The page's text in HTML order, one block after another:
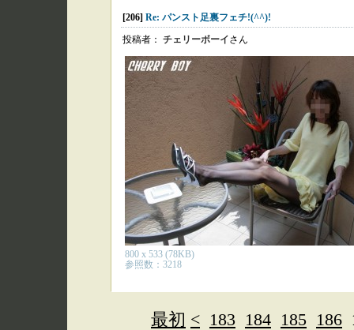
[206] Re: パンスト足裏フェチ!(^^)!
投稿者： チェリーボーイさん
800 x 533 (78KB)
参照数：3218
最初 < 183 184 185 186